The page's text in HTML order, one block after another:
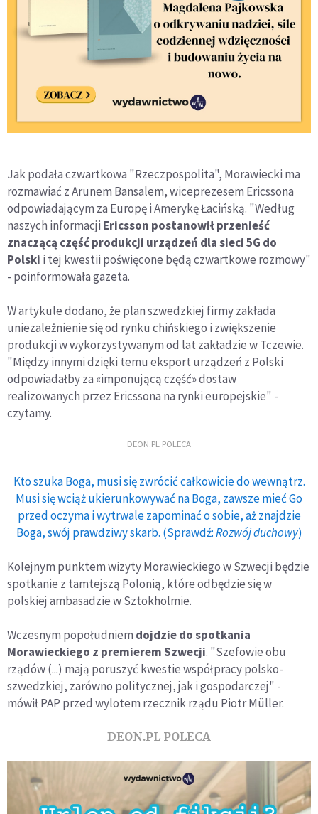
Jak podała czwartkowa "Rzeczpospolita", Morawiecki ma
rozmawiać z Arunem Bansalem, wiceprezesem Ericssona
odpowiadającym za Europę i Amerykę Łacińską. "Według
naszych informacji Ericsson postanowił przenieść
znaczącą część produkcji urządzeń dla sieci 5G do
Polski i tej kwestii poświęcone będą czwartkowe rozmowy"
- poinformowała gazeta.
W artykule dodano, że plan szwedzkiej firmy zakłada
uniezależnienie się od rynku chińskiego i zwiększenie
produkcji w wykorzystywanym od lat zakładzie w Tczewie.
"Między innymi dzięki temu eksport urządzeń z Polski
odpowiadałby za «imponującą część» dostaw
realizowanych przez Ericssona na rynki europejskie" -
czytamy.
DEON.PL POLECA
Kto szuka Boga, musi się zwrócić całkowicie do wewnątrz.
Musi się wciąż ukierunkowywać na Boga, zawsze mieć Go
przed oczyma i wytrwale zapominać o sobie, aż znajdzie
Boga, swój prawdziwy skarb. (Sprawdź:Rozwój duchowy)
Kolejnym punktem wizyty Morawieckiego w Szwecji będzie
spotkanie z tamtejszą Polonią, które odbędzie się w
polskiej ambasadzie w Sztokholmie.
Wczesnym popołudniem dojdzie do spotkania
Morawieckiego z premierem Szwecji. "Szefowie obu
rządów (...) mają poruszyć kwestie współpracy polsko-
szwedzkiej, zarówno politycznej, jak i gospodarczej" -
mówił PAP przed wylotem rzecznik rządu Piotr Müller.
DEON.PL POLECA